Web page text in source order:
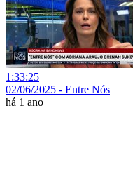
1:33:25
02/06/2025 - Entre Nós
há 1 ano